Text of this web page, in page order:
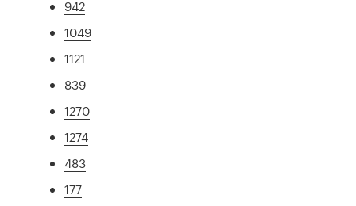
942
1049
1121
839
1270
1274
483
177